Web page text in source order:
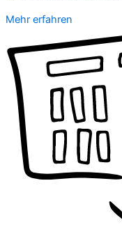
Mehr erfahren